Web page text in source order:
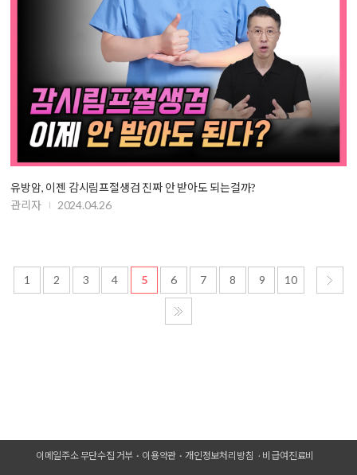
유방암, 이젠 감시림프절생검 진짜 안 받아도 되는걸까?
관리자
2024.04.26
1 2 3 4 5 6 7 8 9 10
이메일주소 무단수집 거부 이용약관 개인정보처리방침 비급여진료비